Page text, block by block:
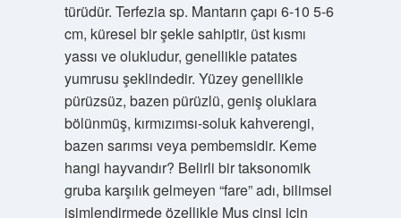
türüdür. Terfezia sp. Mantarın çapı 6-10 5-6
cm, küresel bir şekle sahiptir, üst kısmı
yassı ve olukludur, genellikle patates
yumrusu şeklindedir. Yüzey genellikle
pürüzsüz, bazen pürüzlü, geniş oluklara
bölünmüş, kırmızımsı-soluk kahverengi,
bazen sarımsı veya pembemsidir. Keme
hangi hayvandır? Belirli bir taksonomik
gruba karşılık gelmeyen “fare” adı, bilimsel
isimlendirmede özellikle Mus cinsi için